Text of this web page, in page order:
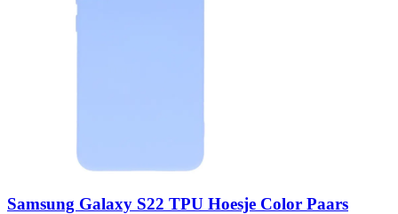
Samsung Galaxy S22 TPU Hoesje Color Paars